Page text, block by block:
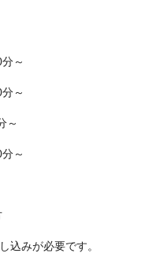
～
～
～
～
みが必要です。